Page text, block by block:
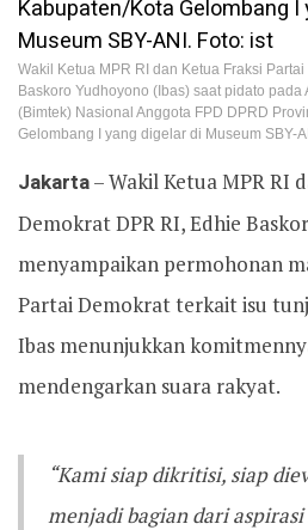
Wakil Ketua MPR RI dan Ketua Fraksi
Baskoro Yudhoyono (Ibas) saat pidato pada
(Bimtek) Nasional Anggota FPD DPRD
Gelombang I yang digelar di Museum SBY-
Jakarta– Wakil Ketua MPR RI
Demokrat DPR RI, Edhie
menyampaikan permohonan
Partai Demokrat terkait isu
Ibas menunjukkan
mendengarkan suara rakyat.
“Kami siap dikritisi, siap
menjadi bagian dari